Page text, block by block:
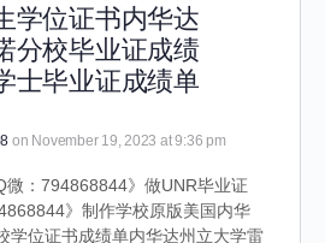
学位证书内华达
分校毕业证成绩
士毕业证成绩单
on November 19, 2023 at 9:36 pm
微：794868844》做UNR毕业证
》制作学校原版美国内华
学位证书成绩单内华达州立大学雷